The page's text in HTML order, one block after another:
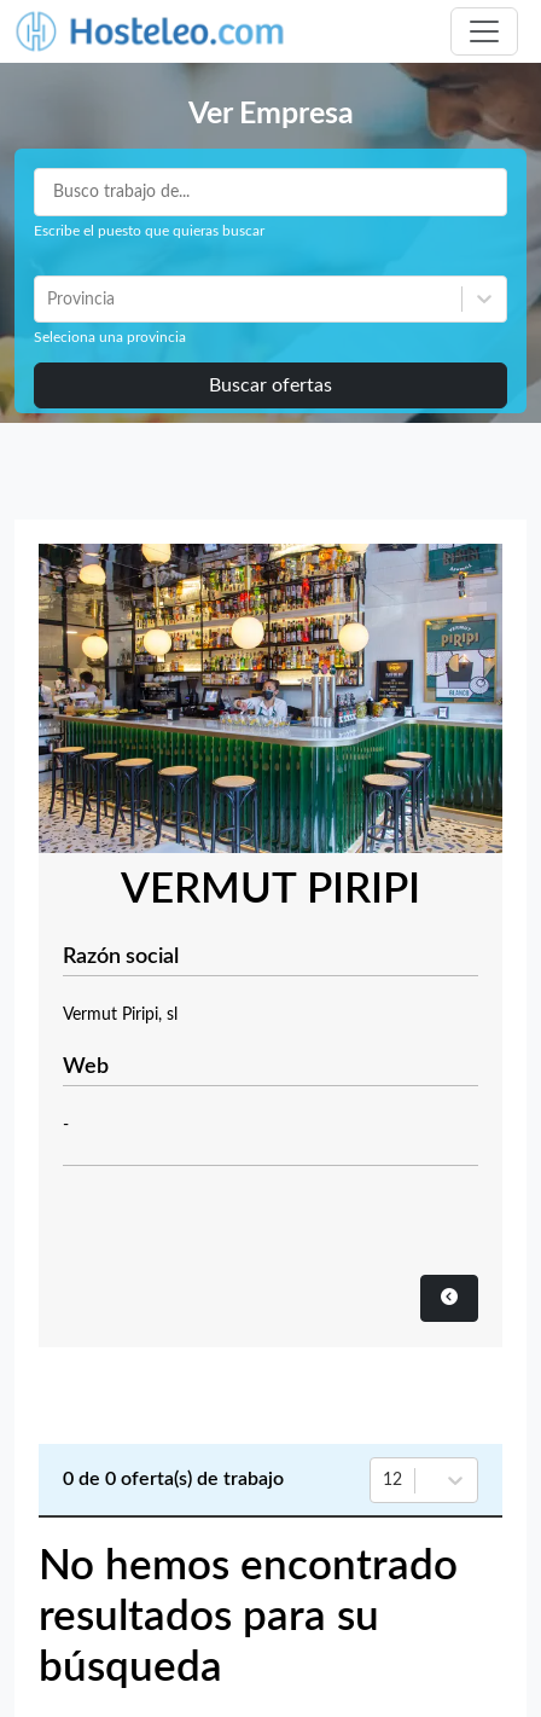
Ver Empresa
Escribe el puesto que quieras buscar
Provincia
Seleciona una provincia
Buscar ofertas
VERMUT PIRIPI
Razón social
Vermut Piripi, sl
Web
-
0 de 0 oferta(s) de trabajo 12
No hemos encontrado
resultados para su
búsqueda